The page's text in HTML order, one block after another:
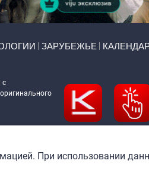
ЗАРУБЕЖЬЕ
с
При использовании